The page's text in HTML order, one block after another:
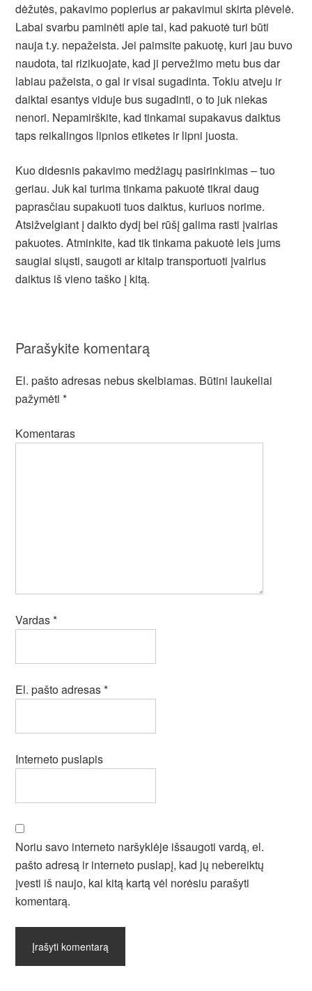
dėžutės, pakavimo popierius ar pakavimui skirta plėvelė.
Labai svarbu paminėti apie tai, kad pakuotė turi būti
nauja t.y. nepažeista. Jei paimsite pakuotę, kuri jau buvo
naudota, tai rizikuojate, kad ji pervežimo metu bus dar
labiau pažeista, o gal ir visai sugadinta. Tokiu atveju ir
daiktai esantys viduje bus sugadinti, o to juk niekas
nenori. Nepamirškite, kad tinkamai supakavus daiktus
taps reikalingos lipnios etiketes ir lipni juosta.
Kuo didesnis pakavimo medžiagų pasirinkimas – tuo
geriau. Juk kai turima tinkama pakuotė tikrai daug
paprasčiau supakuoti tuos daiktus, kuriuos norime.
Atsižvelgiant į daikto dydį bei rūšį galima rasti įvairias
pakuotes. Atminkite, kad tik tinkama pakuotė leis jums
saugiai siųsti, saugoti ar kitaip transportuoti įvairius
daiktus iš vieno taško į kitą.
Parašykite komentarą
El. pašto adresas nebus skelbiamas. Būtini laukeliai
pažymėti*
Komentaras
Vardas*
El. pašto adresas*
Interneto puslapis
Noriu savo interneto naršyklėje išsaugoti vardą, el.
pašto adresą ir interneto puslapį, kad jų nebereiktų
įvesti iš naujo, kai kitą kartą vėl norėsiu parašyti
komentarą.